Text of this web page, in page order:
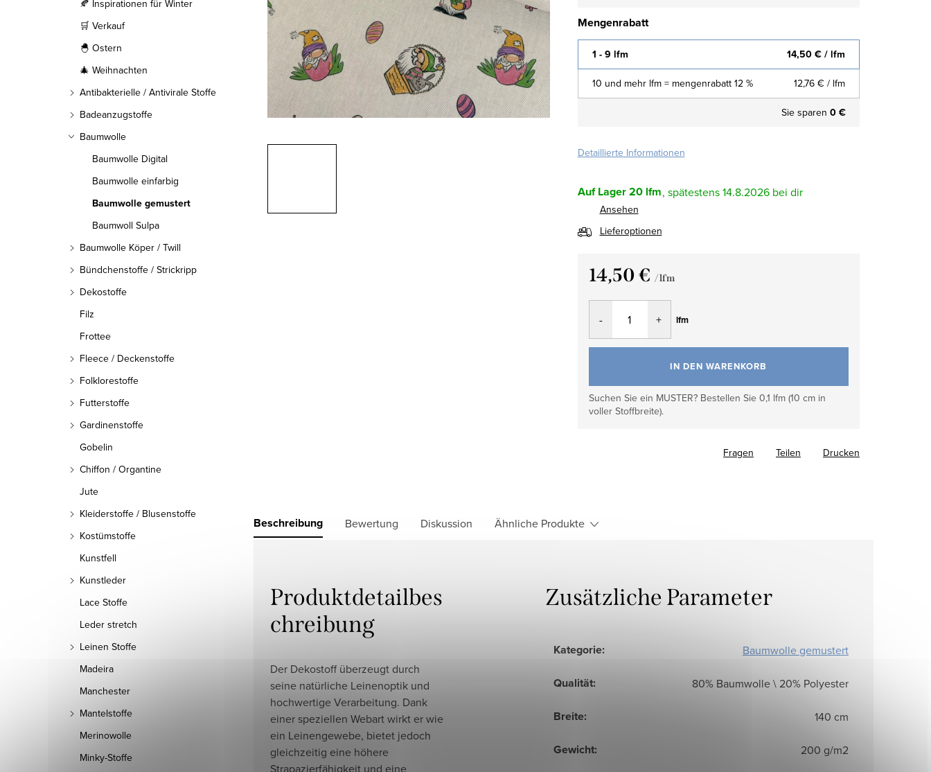
🍂 Inspirationen für Winter
🛒 Verkauf
🐣 Ostern
🎄 Weihnachten
Antibakterielle / Antivirale Stoffe
Badeanzugstoffe
Baumwolle
Baumwolle Digital
Baumwolle einfarbig
Baumwolle gemustert
Baumwoll Sulpa
Baumwolle Köper / Twill
Bündchenstoffe / Strickripp
Dekostoffe
Filz
Frottee
Fleece / Deckenstoffe
Folklorestoffe
Futterstoffe
Gardinenstoffe
Gobelin
Chiffon / Organtine
Jute
Kleiderstoffe / Blusenstoffe
Kostümstoffe
Kunstfell
Kunstleder
Lace Stoffe
Leder stretch
Leinen Stoffe
Madeira
Manchester
Mantelstoffe
Merinowolle
Minky-Stoffe
Mengenrabatt
1 - 9 lfm 14,50 € / lfm
10 und mehr lfm = mengenrabatt 12 % 12,76 € / lfm
Sie sparen 0 €
Detaillierte Informationen
Auf Lager20 lfm 14.8.2026
Ansehen
Lieferoptionen
14,50 € / lfm
Verkaufspreis:
lfm
IN DEN WARENKORB
Suchen Sie ein MUSTER? Bestellen Sie 0,1 lfm (10 cm in
voller Stoffbreite).
Drucken
Fragen Teilen
Beschreibung Bewertung Diskussion Ähnliche Produkte
Produktdetailbes
chreibung
Der Dekostoff überzeugt durch
seine natürliche Leinenoptik und
hochwertige Verarbeitung. Dank
einer speziellen Webart wirkt er wie
ein Leinengewebe, bietet jedoch
gleichzeitig eine höhere
Strapazierfähigkeit und eine
Zusätzliche Parameter
Kategorie: Baumwolle gemustert
Qualität: 80% Baumwolle \ 20% Polyester
Breite: 140 cm
Gewicht: 200 g/m2